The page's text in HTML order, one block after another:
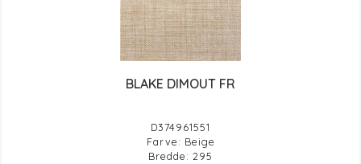
BLAKE DIMOUT FR
D374961551
Farve: Beige
Bredde: 295